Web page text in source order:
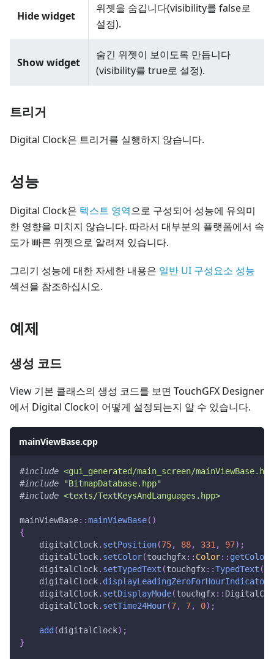
Hide widget
위젯을 숨깁니다(visibility를 false로
설정).
Show widget
숨긴 위젯이 보이도록 만듭니다
(visibility를 true로 설정).
트리거
Digital Clock은 트리거를 실행하지 않습니다.
성능
Digital Clock은 텍스트 영역으로 구성되어 성능에 유의미
한 영향을 미치지 않습니다. 따라서 대부분의 플랫폼에서 속
도가 빠른 위젯으로 알려져 있습니다.
그리기 성능에 대한 자세한 내용은 일반 UI 구성요소 성능
섹션을 참조하십시오.
예제
생성 코드
View 기본 클래스의 생성 코드를 보면 TouchGFX Designer
에서 Digital Clock이 어떻게 설정되는지 알 수 있습니다.
mainViewBase.cpp
#include <gui_generated/main_screen/
#include
"BitmapDatabase.hpp"
#include <texts/TextKeysAndLanguages.hpp>
mainViewBase::mainViewBase( )
{
    digitalClock
. setPosition(75, 88, 331 , 97) ;
    digitalClock
. setColor(touchgfx:: Color::
    digitalClock
. setTypedText (touchgfx::TypedText (
    digitalClock
. displayLeadingZeroForHourIndicator
    digitalClock
. setDisplayMode(touchgfx::
    digitalClock
. setTime24Hour(7, 7, 0) ;
add (digitalClock) ;
}